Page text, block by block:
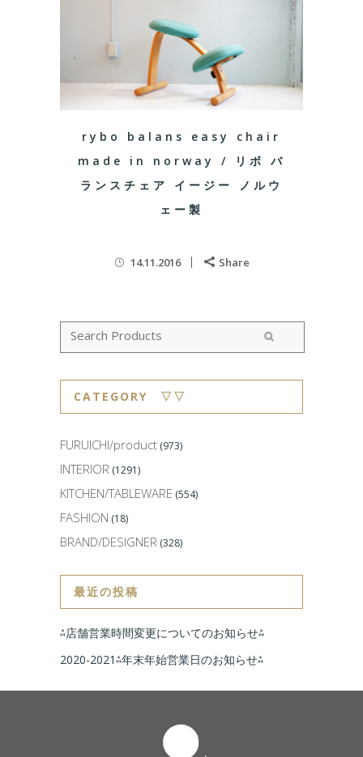
rybo balans easy chair
made in norway / リボ バ
ランスチェア イージー ノルウ
ェー製
14.11.2016 Share
CATEGORY ▽▽
FURUICHI/product (973)
INTERIOR (1291)
KITCHEN/TABLEWARE (554)
FASHION (18)
BRAND/DESIGNER (328)
最近の投稿
⁂店舗営業時間変更についてのお知らせ⁂
2020-2021⁂年末年始営業日のお知らせ⁂